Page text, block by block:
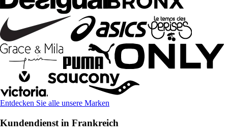
Entdecken Sie alle unsere Marken
Kundendienst in Frankreich